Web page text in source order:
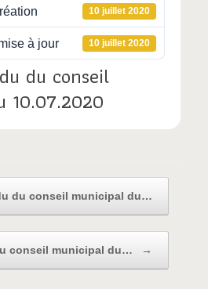
10 juillet 2020
à jour 10 juillet 2020
du conseil
10.07.2020
du conseil municipal du…
conseil municipal du… →